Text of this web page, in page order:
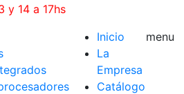
y 14 a 17hs
Inicio
La
Empresa
Catálogo
menu